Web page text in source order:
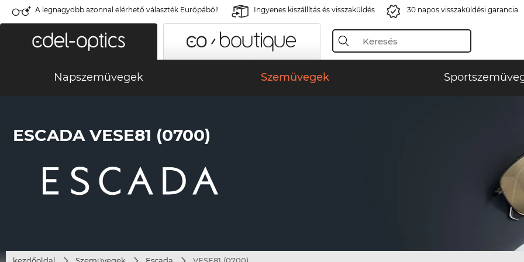
A legnagyobb azonnal elérhető választék Európából! Ingyenes kiszállítás és visszaküldés 30 napos visszaküldési garancia
Napszemüvegek Szemüvegek
ESCADA VESE81 (0700)